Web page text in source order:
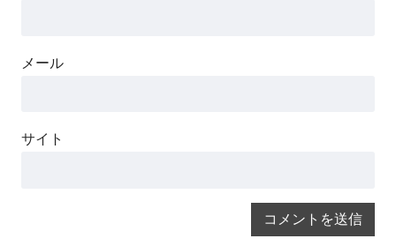
メール
サイト